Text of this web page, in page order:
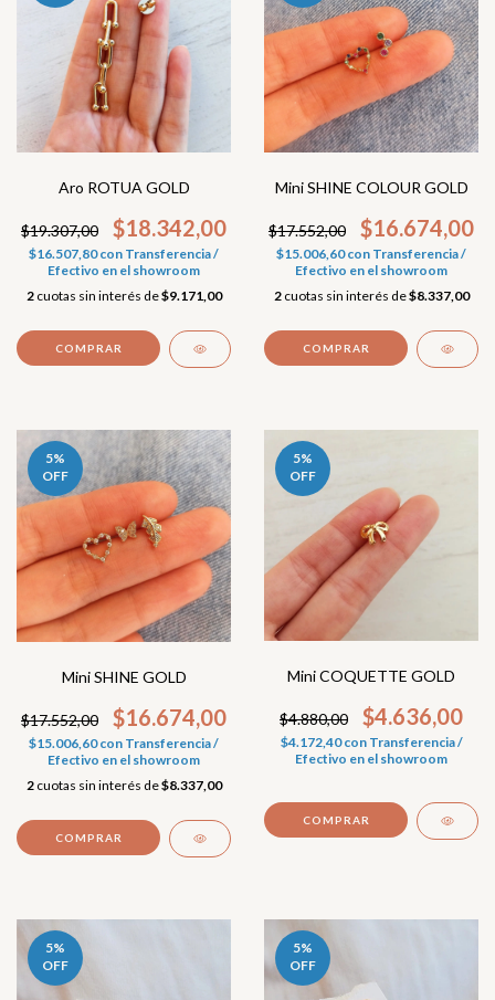
Aro ROTUA GOLD
$19.307,00 $18.342,00
$16.507,80con Transferencia /
Efectivo en el showroom
2 cuotas sin interés de$9.171,00
Mini SHINE COLOUR GOLD
$17.552,00 $16.674,00
$15.006,60con Transferencia /
Efectivo en el showroom
2 cuotas sin interés de$8.337,00
COMPRAR
5%
OFF
Mini SHINE GOLD
$17.552,00 $16.674,00
$15.006,60con Transferencia /
Efectivo en el showroom
2 cuotas sin interés de$8.337,00
COMPRAR
5%
OFF
Mini COQUETTE GOLD
$4.880,00 $4.636,00
$4.172,40con Transferencia /
Efectivo en el showroom
5%
OFF
5%
OFF